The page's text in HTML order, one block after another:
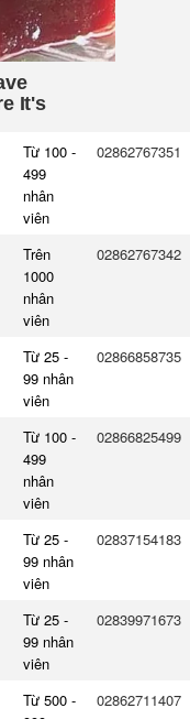
Từ 100 -
499
nhân
viên
02862767351
Trên
1000
nhân
viên
02862767342
Từ 25 -
99 nhân
viên
02866858735
Từ 100 -
499
nhân
viên
02866825499
Từ 25 -
99 nhân
viên
02837154183
Từ 25 -
99 nhân
viên
02839971673
Từ 500 -
02862711407